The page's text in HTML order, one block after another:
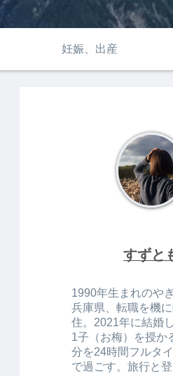
妊娠、出産
すずと
1990年生まれのや
兵庫県、転職を機
住。2021年に結婚
1子（お梅）を授か
分を24時間フルタ
で過ごす。旅行と登